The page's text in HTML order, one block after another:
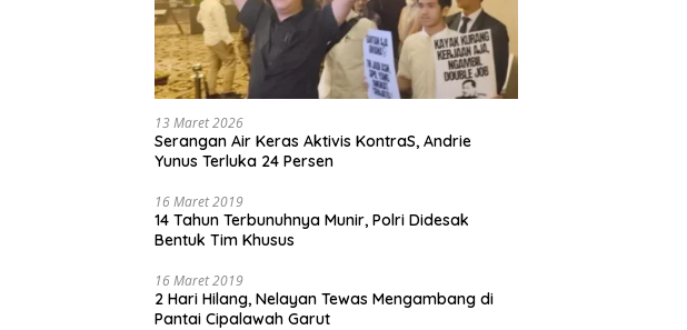
13 Maret 2026
Serangan Air Keras Aktivis KontraS, Andrie
Yunus Terluka 24 Persen
16 Maret 2019
14 Tahun Terbunuhnya Munir, Polri Didesak
Bentuk Tim Khusus
16 Maret 2019
2 Hari Hilang, Nelayan Tewas Mengambang di
Pantai Cipalawah Garut